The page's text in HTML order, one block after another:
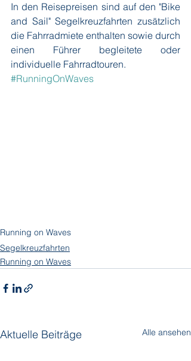
In den Reisepreisen sind auf den "Bike
and Sail" Segelkreuzfahrten zusätzlich
die Fahrradmiete enthalten sowie durch
einen Führer begleitete oder
individuelle Fahrradtouren.
#RunningOnWaves
Running on Waves
Segelkreuzfahrten
Running on Waves
Aktuelle Beiträge Alle ansehen